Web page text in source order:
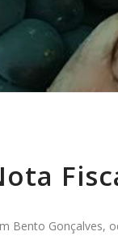
Bento Gonçalves,